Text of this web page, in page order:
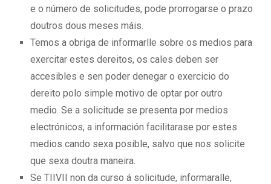
e o número de solicitudes, pode prorrogarse o prazo
doutros dous meses máis.
Temos a obriga de informarlle sobre os medios para
exercitar estes dereitos, os cales deben ser
accesibles e sen poder denegar o exercicio do
dereito polo simple motivo de optar por outro
medio. Se a solicitude se presenta por medios
electrónicos, a información facilitarase por estes
medios cando sexa posible, salvo que nos solicite
que sexa doutra maneira.
Se TIIVII non da curso á solicitude, informaralle,